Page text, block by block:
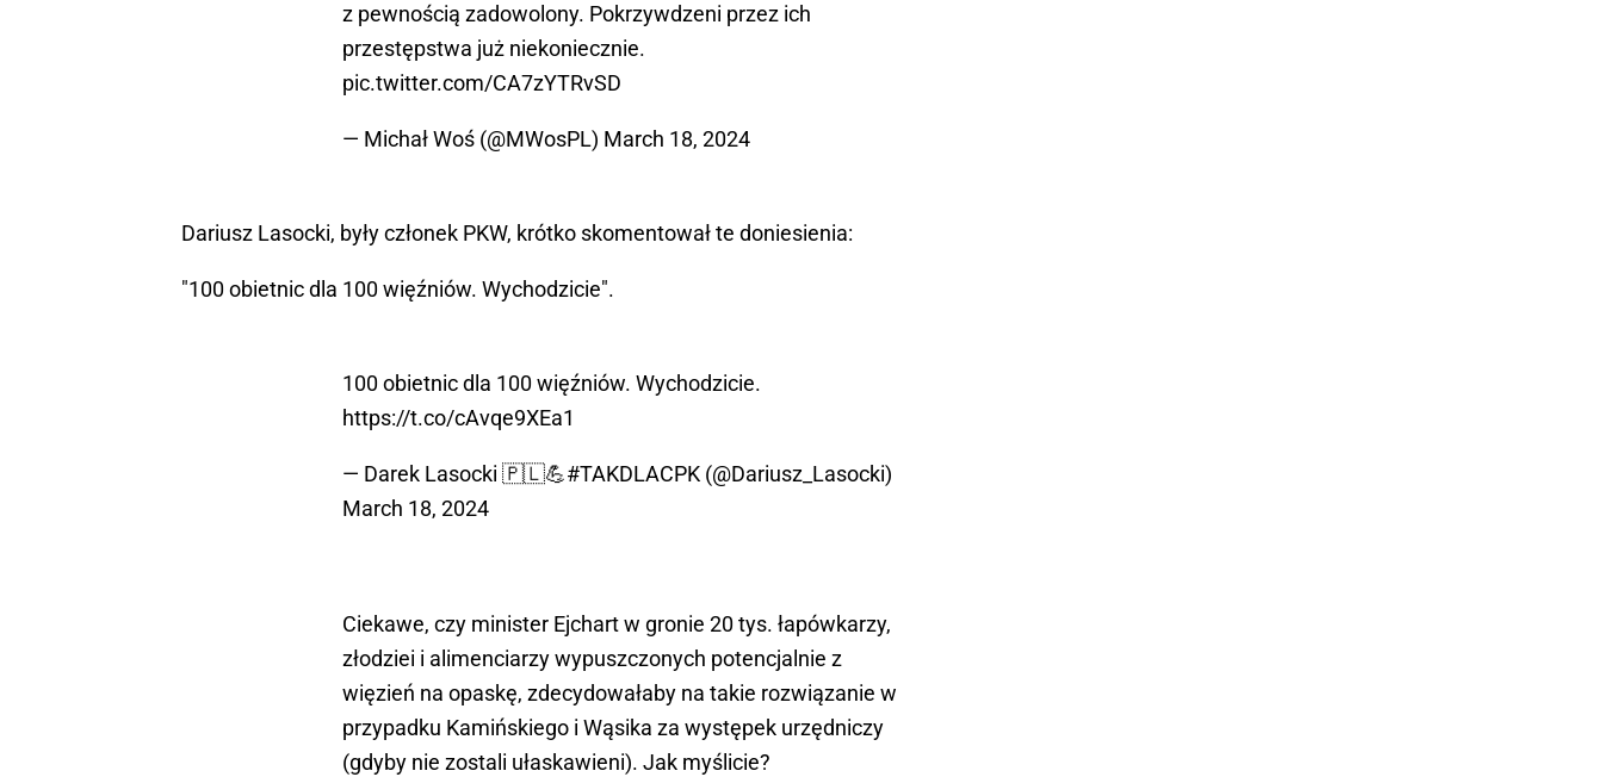
z pewnością zadowolony. Pokrzywdzeni przez ich
przestępstwa już niekoniecznie.
pic.twitter.com/CA7zYTRvSD
— Michał Woś (@MWosPL) March 18, 2024
Dariusz Lasocki, były członek PKW, krótko skomentował te doniesienia:
"100 obietnic dla 100 więźniów. Wychodzicie".
100 obietnic dla 100 więźniów. Wychodzicie.
https://t.co/cAvqe9XEa1
— Darek Lasocki 🇵🇱💪#TAKDLACPK (@Dariusz_Lasocki)
March 18, 2024
Ciekawe, czy minister Ejchart w gronie 20 tys. łapówkarzy,
złodziei i alimenciarzy wypuszczonych potencjalnie z
więzień na opaskę, zdecydowałaby na takie rozwiązanie w
przypadku Kamińskiego i Wąsika za występek urzędniczy
(gdyby nie zostali ułaskawieni). Jak myślicie?